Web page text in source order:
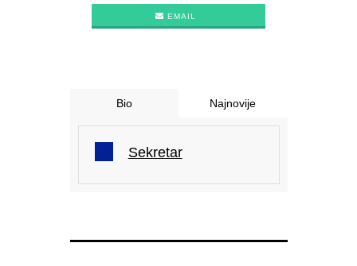
EMAIL
Bio Najnovije
Sekretar